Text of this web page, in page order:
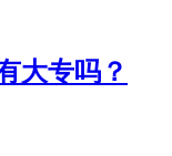
大专吗？